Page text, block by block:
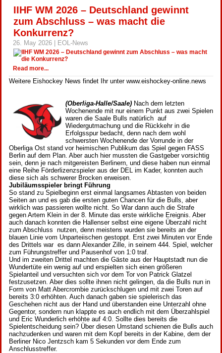
IIHF WM 2026 – Deutschland gewinnt
zum Abschluss – was macht die
Konkurrenz?
26. May 2026 | EOL-News
Read more...
Weitere Eishockey News findet Ihr unter www.eishockey-online.news
(Oberliga-Halle/Saale) Nach dem letzten
Wochenende mit nur einem Punkt aus zwei Spielen
waren die Saale Bulls natürlich auf
Wiedergutmachung und die Rückkehr in die
Erfolgsspur bedacht, denn nach dem wohl
schwersten Wochenende der Vorrunde in der
Oberliga Ost stand vor heimischen Publikum das Spiel gegen FASS
Berlin auf dem Plan. Aber auch hier mussten die Gastgeber vorsichtig
sein, denn je nach mitgereisten Berlinern, und diese haben nun einmal
eine Reihe Förderlizenzspieler aus der DEL im Kader, konnten auch
diese sich als schwerer Brocken erweisen.
Jubiläumsspieler bringt Führung
So stand zu Spielbeginn erst einmal langsames Abtasten von beiden
Seiten an und es gab die ersten guten Chancen für die Bulls, aber
wirklich was passieren wollte nicht. So War dann auch die Strafe
gegen Artem Klein in der 8. Minute das erste wirkliche Ereignis. Aber
auch danach konnten die Hallenser selbst eine eigene Überzahl nicht
zum Abschluss nutzen, denn meistens wurden sie bereits an der
blauen Linie vom Unparteiischen gestoppt. Erst zwei Minuten vor Ende
des Drittels war es dann Alexander Zille, in seinem 444. Spiel, welcher
zum Führungstreffer und Pausenhof von 1:0 traf.
Und im zweiten Drittel machten die Gäste aus der Hauptstadt nun die
Wundertüte ein wenig auf und erspielten sich einen größeren
Spielanteil und versuchten sich vor dem Tor von Patrick Glatzel
festzusetzen. Aber dies sollte ihnen nicht gelingen, da die Bulls nun in
Form von Matt Abercrombie zurückschlugen und mit zwei Toren auf
bereits 3:0 erhöhten. Auch danach gaben sie spielerisch das
Geschehen nicht aus der Hand und überstanden eine Unterzahl ohne
Gegentor, sondern nun klappte es auch endlich mit dem Überzahlspiel
und Eric Wunderlich erhöhte auf 4:0. Sollte dies bereits die
Spielentscheidung sein? Über diesen Umstand schienen die Bulls auch
nachzudenken und waren mit dem Kopf bereits in der Kabine, dem der
Berliner Nico Jentzsch kam 5 Sekunden vor dem Ende zum
Anschlusstreffer.